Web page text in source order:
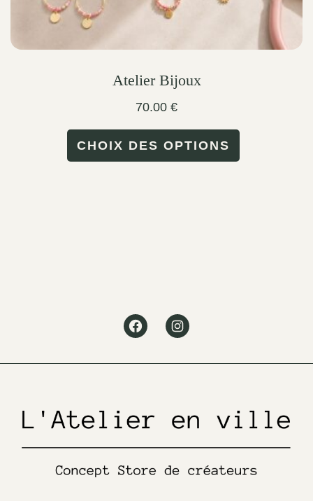
page
Atelier Bijoux
70.00 €
CHOIX DES OPTIONS
product
page
FacebookInstagram